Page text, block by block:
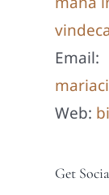
Email:
Web:
Get